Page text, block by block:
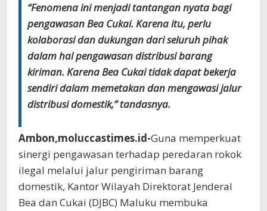
“Fenomena ini menjadi tantangan nyata bagi
pengawasan Bea Cukai. Karena itu, perlu
kolaborasi dan dukungan dari seluruh pihak
dalam hal pengawasan distribusi barang
kiriman. Karena Bea Cukai tidak dapat bekerja
sendiri dalam memetakan dan mengawasi jalur
distribusi domestik,” tandasnya.
Ambon,moluccastimes.id-Guna memperkuat
sinergi pengawasan terhadap peredaran rokok
ilegal melalui jalur pengiriman barang
domestik, Kantor Wilayah Direktorat Jenderal
Bea dan Cukai (DJBC) Maluku membuka